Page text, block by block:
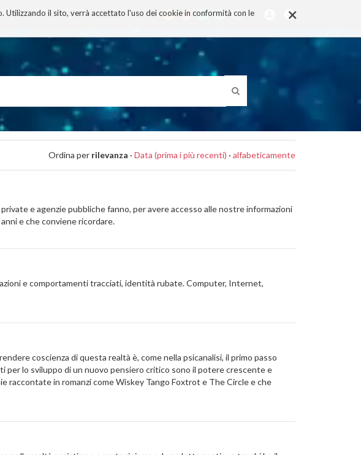
×
Utilizzando il sito, verrà accettato l'uso dei cookie in conformità con le
Ordina per rilevanza · Data (prima i più recenti) · alfabeticamente
e agenzie pubbliche fanno, per avere accesso alle nostre informazioni
e che conviene ricordare.
e comportamenti tracciati, identità rubate. Computer, Internet,
coscienza di questa realtà è, come nella psicanalisi, il primo passo
per lo sviluppo di un nuovo pensiero critico sono il potere crescente e
raccontate in romanzi come Wiskey Tango Foxtrot e The Circle e che